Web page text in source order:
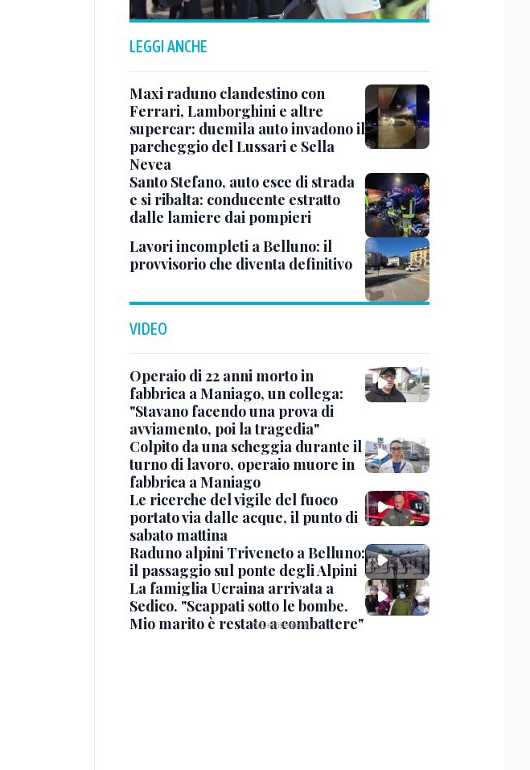
LEGGI ANCHE
Maxi raduno clandestino con
Ferrari, Lamborghini e altre
supercar: duemila auto invadono il
parcheggio del Lussari e Sella
Nevea
Santo Stefano, auto esce di strada
e si ribalta: conducente estratto
dalle lamiere dai pompieri
Lavori incompleti a Belluno: il
provvisorio che diventa definitivo
VIDEO
Operaio di 22 anni morto in
fabbrica a Maniago, un collega:
"Stavano facendo una prova di
avviamento, poi la tragedia"
Colpito da una scheggia durante il
turno di lavoro, operaio muore in
fabbrica a Maniago
Le ricerche del vigile del fuoco
portato via dalle acque, il punto di
sabato mattina
Raduno alpini Triveneto a Belluno:
il passaggio sul ponte degli Alpini
La famiglia Ucraina arrivata a
Sedico. "Scappati sotto le bombe.
Mio marito è restato a combattere"